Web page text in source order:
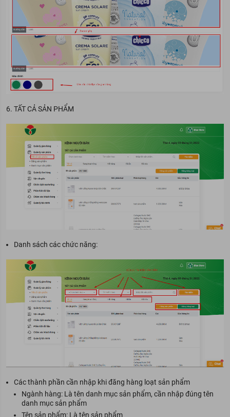
6. TẤT CẢ SẢN PHẨM
Danh sách các chức năng:
Các thành phần cần nhập khi đăng hàng loạt sản phẩm
Ngành hàng: Là tên danh mục sản phẩm, cần nhập đúng tên
danh mục sản phẩm
Tên sản phẩm: Là tên sản phẩm